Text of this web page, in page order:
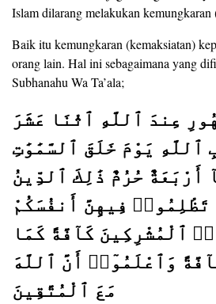
Islam dilarang melakukan kemungkaran
Baik itu kemungkaran (kemaksiatan)
orang lain. Hal ini sebagaimana yang
Subhanahu Wa Ta’ala;
عِندَ ٱللَّهِ ٱثْنَا عَشَرَ
ٱللَّهِ يَوْمَ خَلَقَ ٱلسَّمَٰوَٰتِ
أَرْبَعَةٌ حُرُمٌ ذَٰلِكَ ٱلدِّينُ
تَظْلِمُوا۟ فِيهِنَّ أَنفُسَكُمْ
ٱلْمُشْرِكِينَ كَآفَّةً كَمَا
وَٱعْلَمُوٓا۟ أَنَّ ٱللَّهَ
مَعَ ٱلْمُتَّقِينَ